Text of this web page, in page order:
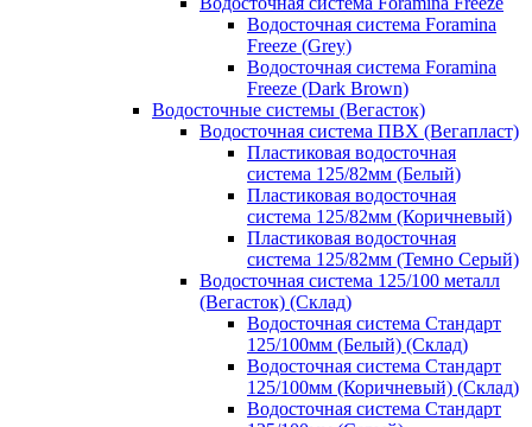
Водосточная система Foramina
Freeze (Grey)
Водосточная система Foramina
Freeze (Dark Brown)
Водосточные системы (Вегасток)
Водосточная система ПВХ (Вегапласт)
Пластиковая водосточная
система 125/82мм (Белый)
Пластиковая водосточная
система 125/82мм (Коричневый)
Пластиковая водосточная
система 125/82мм (Темно Серый)
Водосточная система 125/100 металл
(Вегасток) (Склад)
Водосточная система Стандарт
125/100мм (Белый) (Склад)
Водосточная система Стандарт
125/100мм (Коричневый) (Склад)
Водосточная система Стандарт